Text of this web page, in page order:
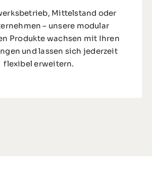
Mittelstand oder
– unsere modular
Produkte wachsen mit Ihren
und lassen sich jederzeit
flexibel erweitern.